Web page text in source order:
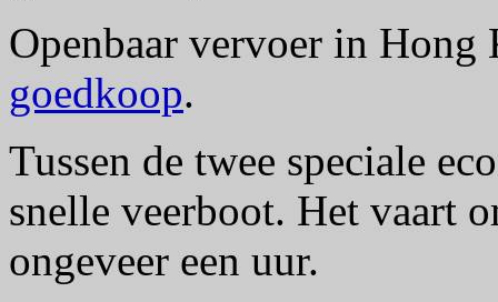
Openbaar vervoer in Hong
goedkoop.
Tussen de twee speciale
snelle veerboot. Het vaart
ongeveer een uur.